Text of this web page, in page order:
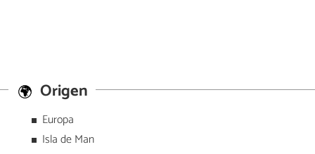
Origen
Europa
Isla de Man